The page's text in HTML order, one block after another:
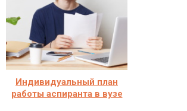
Индивидуальный план
работы аспиранта в вузе